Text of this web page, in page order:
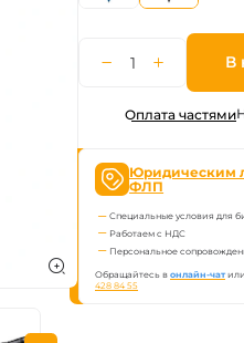
В
Оплата частями
Юридическим
ФЛП
Специальные условия для
Работаем с НДС
Персональное
Обращайтесь вонлайн-чат
428 84 55